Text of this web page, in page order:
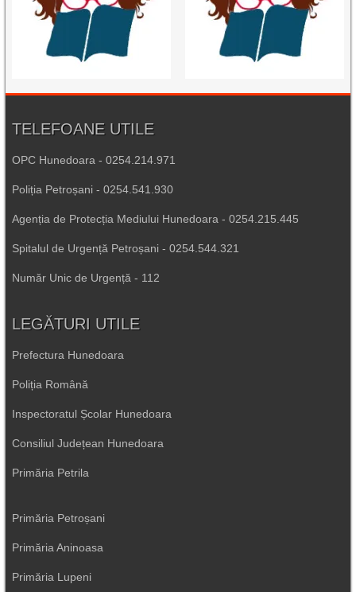
TELEFOANE UTILE
OPC Hunedoara - 0254.214.971
Poliția Petroșani - 0254.541.930
Agenția de Protecția Mediului Hunedoara - 0254.215.445
Spitalul de Urgență Petroșani - 0254.544.321
Număr Unic de Urgență - 112
LEGĂTURI UTILE
Prefectura Hunedoara
Poliția Română
Inspectoratul Școlar Hunedoara
Consiliul Județean Hunedoara
Primăria Petrila
Primăria Petroșani
Primăria Aninoasa
Primăria Lupeni